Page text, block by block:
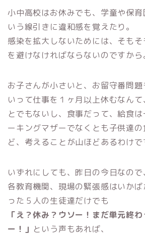
小中高校はお休みでも、学童や保
いう線引きに違和感を覚えたり。
感染を拡大しないためには、そも
を避けなければならないのですから
お子さんが小さいと、お留守番問
いって仕事を１ヶ月以上休むなん
とでもないし、食事だって、給食
ーキングマザーでなくとも子供達
ど、考えることが山ほどあるわけで
いずれにしても、昨日の今日なので
各教育機関、現場の緊張感はいか
った５人の生徒達だけでも
「え？休み？ウソー！まだ単元終
ー！」 という声もあれば、